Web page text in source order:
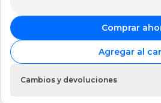
Comprar
Agregar al
Cambios y devoluciones